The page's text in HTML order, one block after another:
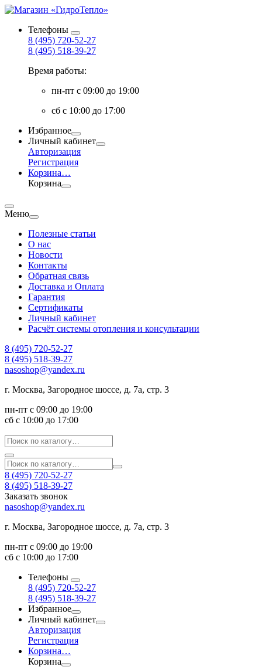
Телефоны
8 (495) 720-52-27
8 (495) 518-39-27
Время работы:
пн-пт с 09:00 до 19:00
сб с 10:00 до 17:00
Избранное
Личный кабинет
Авторизация
Регистрация
Корзина…
Корзина
Меню
Полезные статьи
О нас
Новости
Контакты
Обратная связь
Доставка и Оплата
Гарантия
Сертификаты
Личный кабинет
Расчёт системы отопления и консультации
8 (495) 720-52-27
8 (495) 518-39-27
nasoshop@yandex.ru
г. Москва, Загородное шоссе, д. 7а, стр. 3
пн-пт с 09:00 до 19:00
сб с 10:00 до 17:00
8 (495) 720-52-27
8 (495) 518-39-27
Заказать звонок
nasoshop@yandex.ru
г. Москва, Загородное шоссе, д. 7а, стр. 3
пн-пт с 09:00 до 19:00
сб с 10:00 до 17:00
Телефоны
8 (495) 720-52-27
8 (495) 518-39-27
Избранное
Личный кабинет
Авторизация
Регистрация
Корзина…
Корзина